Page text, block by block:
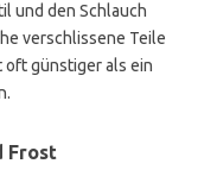
und den Schlauch
verschlissene Teile
oft günstiger als ein
Frost